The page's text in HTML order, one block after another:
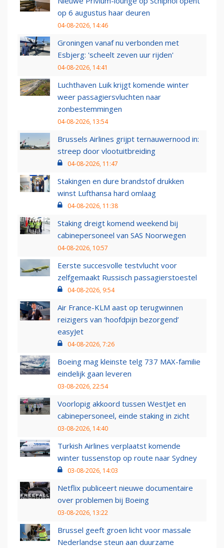
op 6 augustus haar deuren
04-08-2026, 14:46
Groningen vanaf nu verbonden met
Esbjerg: 'scheelt zeven uur rijden'
04-08-2026, 14:41
Luchthaven Luik krijgt komende winter
weer passagiersvluchten naar
zonbestemmingen
04-08-2026, 13:54
Brussels Airlines grijpt ternauwernood in:
streep door vlootuitbreiding
04-08-2026, 11:47
Stakingen en dure brandstof drukken
winst Lufthansa hard omlaag
04-08-2026, 11:38
Staking dreigt komend weekend bij
cabinepersoneel van SAS Noorwegen
04-08-2026, 10:57
Eerste succesvolle testvlucht voor
zelfgemaakt Russisch passagierstoestel
04-08-2026, 9:54
Air France-KLM aast op terugwinnen
reizigers van ‘hoofdpijn bezorgend’
easyJet
04-08-2026, 7:26
Boeing mag kleinste telg 737 MAX-familie
eindelijk gaan leveren
03-08-2026, 22:54
Voorlopig akkoord tussen WestJet en
cabinepersoneel, einde staking in zicht
03-08-2026, 14:40
Turkish Airlines verplaatst komende
winter tussenstop op route naar Sydney
03-08-2026, 14:03
Netflix publiceert nieuwe documentaire
over problemen bij Boeing
03-08-2026, 13:22
Brussel geeft groen licht voor massale
Nederlandse steun aan duurzame